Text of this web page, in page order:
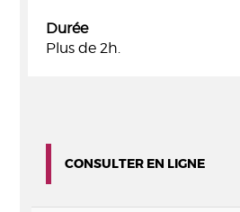
Durée
Plus de 2h.
CONSULTER EN LIGNE